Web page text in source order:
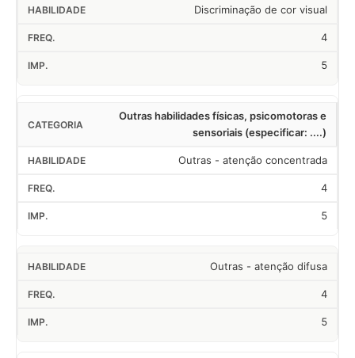
Discriminação de cor visual
4
5
Outras habilidades físicas, psicomotoras e
sensoriais (especificar: ....)
Outras - atenção concentrada
4
5
Outras - atenção difusa
4
5